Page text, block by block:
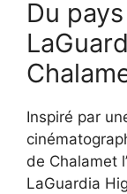
Du
Inspiré par
de Chalamet
LaGuardia